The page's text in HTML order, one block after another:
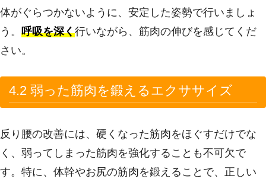
体がぐらつかないように、安定した姿勢で行いましょ
う。 呼吸を深く行いながら、筋肉の伸びを感じてくだ
さい。
4.2 弱った筋肉を鍛えるエクササイズ
反り腰の改善には、硬くなった筋肉をほぐすだけでな
く、弱ってしまった筋肉を強化することも不可欠で
す。特に、体幹やお尻の筋肉を鍛えることで、正しい